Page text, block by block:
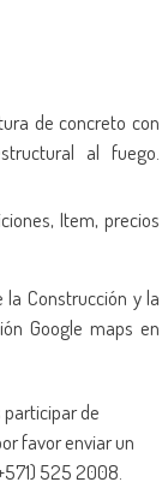
de concreto con
al fuego.
Item, precios
Construcción y la
Google maps en
participar de
favor enviar un
525 2008.